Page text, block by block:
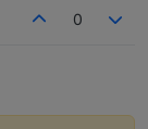
0